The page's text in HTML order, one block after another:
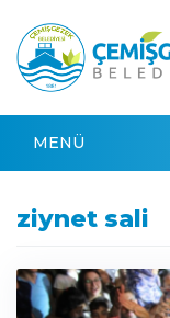
MENÜ
ziynet sali